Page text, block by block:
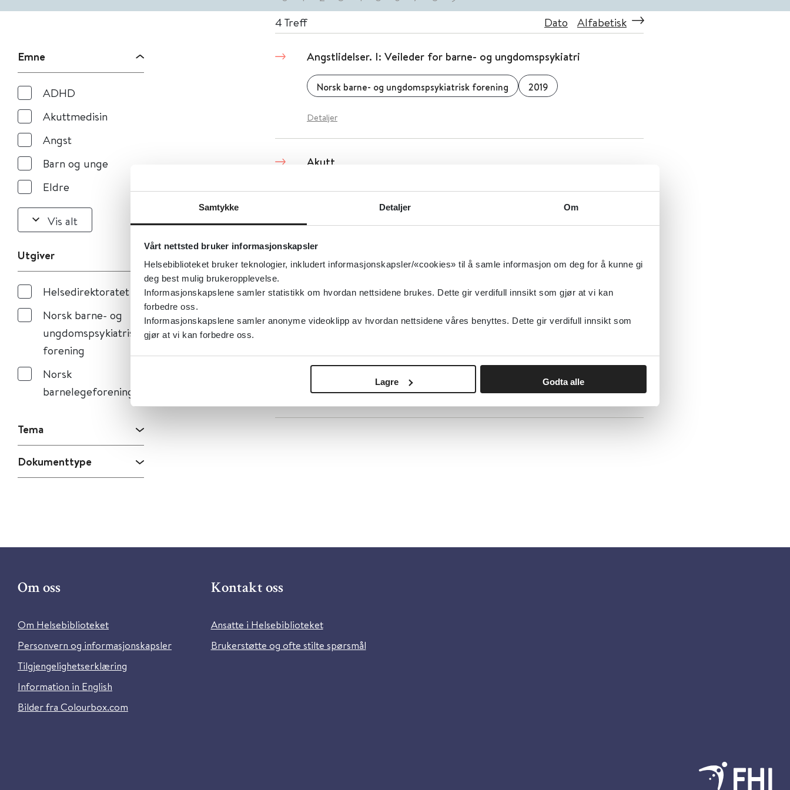
Samtykke Detaljer Om
Vårt nettsted bruker informasjonskapsler
Helsebiblioteket bruker teknologier, inkludert informasjonskapsler/«cookies» til å samle informasjon om deg for å kunne gi
deg best mulig brukeropplevelse.
Informasjonskapslene samler statistikk om hvordan nettsidene brukes. Dette gir verdifull innsikt som gjør at vi kan
forbedre oss.
Informasjonskapslene samler anonyme videoklipp av hvordan nettsidene våres benyttes. Dette gir verdifull innsikt som
gjør at vi kan forbedre oss.
Lagre Godta alle
Emne
ADHD
Akuttmedisin
Angst
Barn og unge
Eldre
Vis alt
Utgiver
Helsedirektoratet
Norsk barne- og
ungdomspsykiatrisk
forening
Norsk
barnelegeforening
Tema
Dokumenttype
4 Treff Dato Alfabetisk
Angstlidelser. I: Veileder for barne- og ungdomspsykiatri
Norsk barne- og ungdomspsykiatrisk forening 2019
Detaljer
Akutt
Norsk barnelegeforening
Aktivitetshåndboken
Helsedirektoratet
for utredning, behandling og oppfølging
Helsedirektoratet 2022
Om oss
Om Helsebiblioteket
Personvern og informasjonskapsler
Tilgjengelighetserklæring
Information in English
Bilder fra Colourbox.com
Kontakt oss
Ansatte i Helsebiblioteket
Brukerstøtte og ofte stilte spørsmål